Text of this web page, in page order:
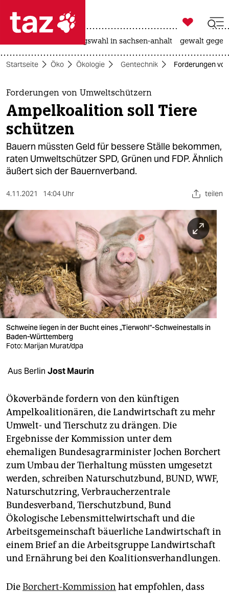
 taz zahl ich
taz zahl ich
themen
politik
öko
gesellschaft
sport
berlin
nord
wahrheit
verlag
verlag
veranstaltungen
unterstützen
abo
genossenschaft
epaper login

taz zahl ich
landtagswahl in sachsen-anhalt gewalt
Startseite Öko Ökologie Gentechnik Forderungen
Forderungen von Umweltschützern
Ampelkoalition soll Tiere
schützen
Bauern müssten Geld für bessere Ställe bekommen,
raten Umweltschützer SPD, Grünen und FDP. Ähnlich
äußert sich der Bauernverband.
4.11.2021 14:04 Uhr teilen
Schweine liegen in der Bucht eines „Tierwohl“-Schweinestalls in
Baden-Württemberg
Foto: Marijan Murat/dpa
Aus Berlin Jost Maurin
Ökoverbände fordern von den künftigen
Ampelkoalitionären, die Landwirtschaft zu mehr
Umwelt- und Tierschutz zu drängen. Die
Ergebnisse der Kommission unter dem
ehemaligen Bundesagrarminister Jochen Borchert
zum Umbau der Tierhaltung müssten umgesetzt
werden, schreiben Naturschutzbund, BUND, WWF,
Naturschutzring, Verbraucherzentrale
Bundesverband, Tierschutzbund, Bund
Ökologische Lebensmittelwirtschaft und die
Arbeitsgemeinschaft bäuerliche Landwirtschaft in
einem Brief an die Arbeitsgruppe Landwirtschaft
und Ernährung bei den Koalitionsverhandlungen.
DieBorchert-Kommission hat empfohlen, dass